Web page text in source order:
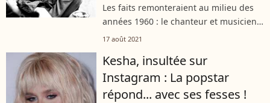
Les faits remonteraient au milieu des
années 1960 : le chanteur et musicien
Bob Dylan aurait abusé sexuellement
plaignante a finalement déposé
plainte...
17 août 2021
Kesha, insultée sur
Instagram : La popstar
répond... avec ses fesses !